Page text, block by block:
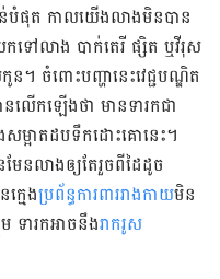
បំផុត កាលយើងលាងមិនបាន
ទៅលាង បាក់តេរី ផ្សិត ឬវីរុស
ន។ ចំពោះបញ្ហានេះវេជ្ជបណ្ឌិត
ើកឡើងថា មានទារកជា
ម្អាតដបទឹកដោះគោនេះ។
ែនលាងឲ្យតែរួចពីដៃដូច
មេងប្រព័ន្ធការពាររាងកាយមិន
ទារកអាចនឹងរាករូស